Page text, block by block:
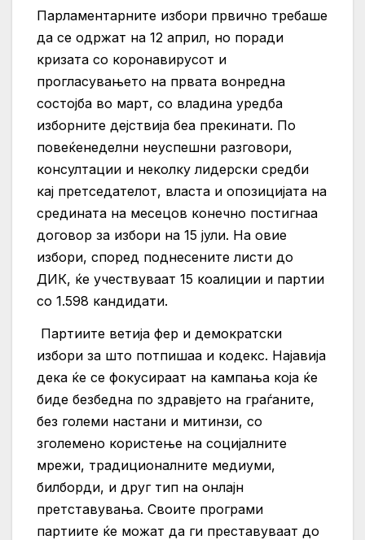
Парламентарните избори првично требаше
да се одржат на 12 април, но поради
кризата со коронавирусот и
прогласувањето на првата вонредна
состојба во март, со владина уредба
изборните дејствија беа прекинати. По
повеќенеделни неуспешни разговори,
консултации и неколку лидерски средби
кај претседателот, власта и опозицијата на
средината на месецов конечно постигнаа
договор за избори на 15 јули. На овие
избори, според поднесените листи до
ДИК, ќе учествуваат 15 коалиции и партии
со 1.598 кандидати.
Партиите ветија фер и демократски
избори за што потпишаа и кодекс. Најавија
дека ќе се фокусираат на кампања која ќе
биде безбедна по здравјето на граѓаните,
без големи настани и митинзи, со
зголемено користење на социјалните
мрежи, традиционалните медиуми,
билборди, и друг тип на онлајн
претставувања. Своите програми
партиите ќе можат да ги преставуваат до